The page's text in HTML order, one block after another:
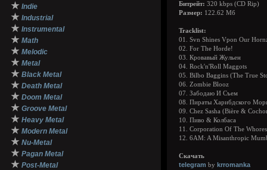
★ Indie
★ Industrial
★ Instrumental
★ Math
★ Melodic
★ Metal
★ Black Metal
★ Death Metal
★ Doom Metal
★ Groove Metal
★ Heavy Metal
★ Modern Metal
★ Nu-Metal
★ Pagan Metal
★ Post-Metal
Битрейт: 320 kbps (CD Rip)
Размер: 122.62 Мб
Tracklist:
01. Svn Shines Vpon Our
02. For The Horde!
03. Кровавый Жульен
04. Rock'n'Roll Maggots
05. Bilbo Baggins (The True
06. Zombie Blooz
07. Забодаю И Съем
08. Пираты Харибдского
09. Chez Sasha (Bière &
10. Пиво & Колбаса
11. Corporation Of The Whores
12. 6AM: A Misanthropic
Скачать
telegram by krromanka